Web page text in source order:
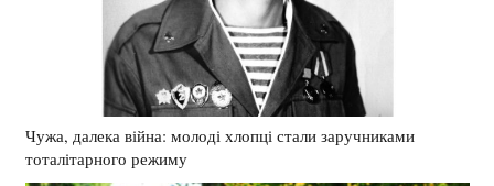
Чужа, далека війна: молоді хлопці стали заручниками
тоталітарного режиму